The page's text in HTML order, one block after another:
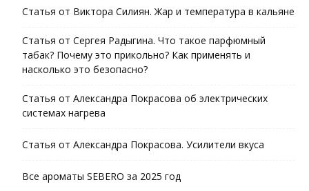
Статья от Виктора Силиян. Жар и температура в кальяне
Статья от Сергея Радыгина. Что такое парфюмный
табак? Почему это прикольно? Как применять и
насколько это безопасно?
Статья от Александра Покрасова об электрических
системах нагрева
Статья от Александра Покрасова. Усилители вкуса
Все ароматы SEBERO за 2025 год